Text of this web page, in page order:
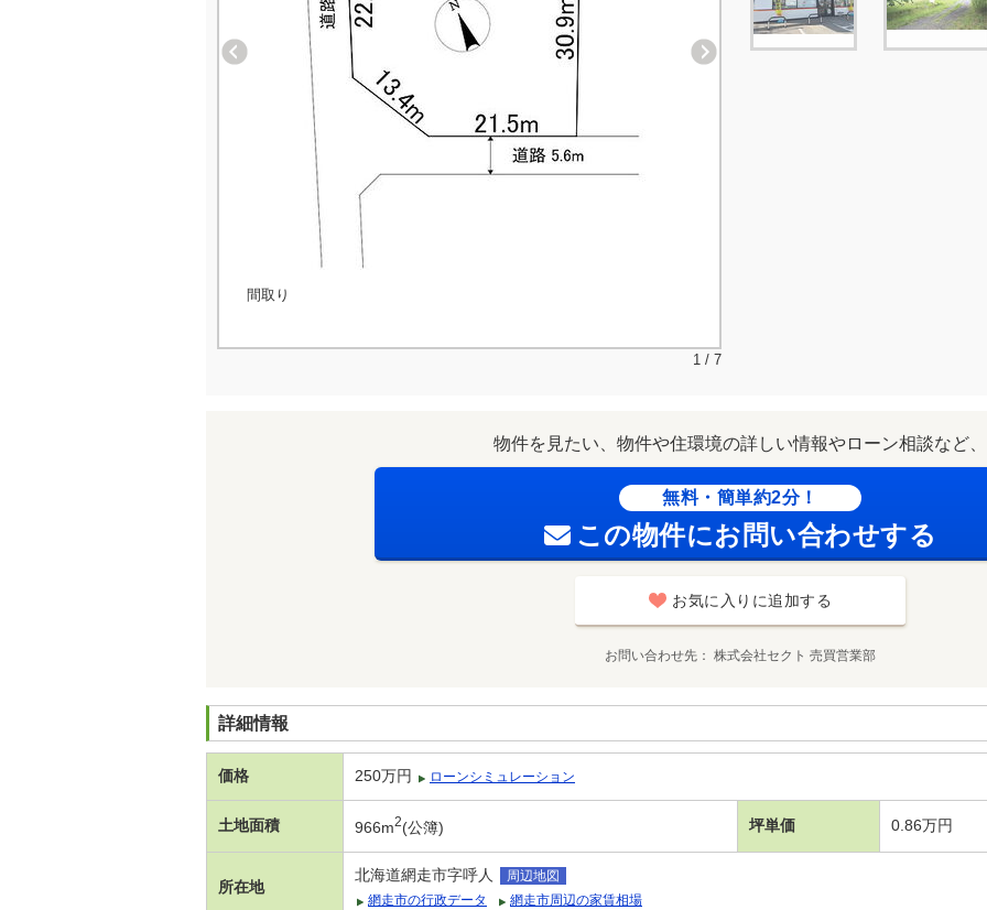
間取り
1 / 7
物件を見たい、物件や住環境の詳しい情報やローン相談など、
無料・簡単約2分！
この物件にお問い合わせする
お気に入りに追加する
お問い合わせ先 株式会社セクト 売買営業部
詳細情報
価格 250万円 ローンシミュレーション
土地面積 966m2(公簿) 坪単価 0.86万円
所在地
北海道網走市字呼人
周辺地図
網走市の行政データ
網走市周辺の家賃相場